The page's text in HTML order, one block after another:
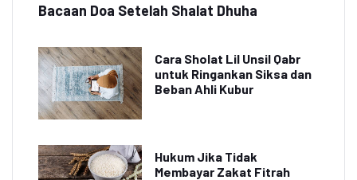
Bacaan Doa Setelah Shalat Dhuha
Cara Sholat Lil Unsil Qabr
untuk Ringankan Siksa dan
Beban Ahli Kubur
Hukum Jika Tidak
Membayar Zakat Fitrah